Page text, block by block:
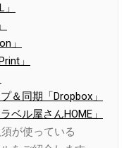
」
」
同期「Dropbox」
ル屋さんHOME」
が使っている